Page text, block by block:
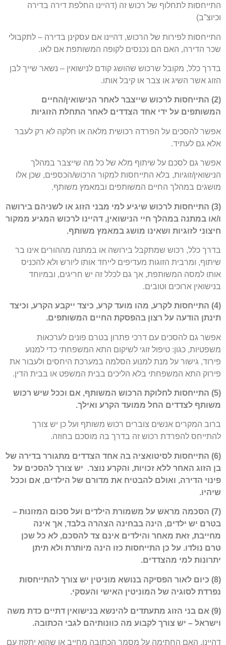
התייחסות לתחלוף של רכוש זה (דהיינו החלפת דירה בדירה
וכיוצ”ב)
התייחסות לפירות של הרכוש, דהיינו אם עסקינן בדירה – לתקבולי
שכר הדירה, האם הם נכנסים לקופה המשותפת אם לאו.
בדרך כלל, מקובל שרכוש שהושג קודם לנישואין – נשאר שייך לבן
הזוג אשר השיג או צבר או קיבל אותו.
(2) התייחסות לרכוש שייצבר לאחר הנישואין/החיים
המשותפים על ידי אחד הצדדים לאחר התחלת הזוגיות
אפשר להסכים על הפרדה רכושית מלאה או חלקה לא רק לעבר
אלא גם לעתיד.
אפשר גם לסכם על שיתוף מלא של כל מה שייצבר במהלך
הנישואין/זוגיות, בלא התייחסות למקור הרכוש/הכספים, שכן אלו
מושגים במהלך החיים המשותפים ובמאמץ משותף.
(3) התייחסות לרכוש שיגיע למי מבני הזוג או לשניהם בירושה
ו/או במתנה במהלך חיי הנישואין, דהיינו לרכוש המגיע ממקור
חיצוני לזוגיות ושאינו מושג במאמץ משותף.
בדרך כלל, רכוש שמתקבל בירושה או במתנה מההורים אינו בר
שיתוף, ומרבית הזוגות מעדיפים לייחד אותו ליורש ולא להכניס
אותו למסה המשותפת, אך גם לכלל זה יש חריגים, ובמיוחד
בנישואין ארוכים וטובים.
(4) התייחסות לקרע, מהו מועד קרע, כיצד ייקבע הקרע, וכיצד
תינתן הודעה על רצון בהפסקת החיים המשותפים.
אפשר גם להסכים עם דרכי פתרון בטרם פונים לערכאות
משפטיות, כגון: טיפול זוגי לשיקום התא המשפחתי כדי למנוע
פירוד, גישור על מנת למנוע הסלמה במערכת היחסים ולעבור את
פירוק התא המשפחתי בלא הליכים בבית המשפט או בבית הדין.
(5) התייחסות לחלוקת הרכוש המשותף, אם וככל שיש רכוש
משותף לצדדים החל ממועד הקרע ואילך.
ברוב המקרים אנשים צוברים רכוש משותף ועל כן יש צורך
להתייחס להפרדת רכוש זה בדרך בה מוסכם בחוזה.
(6) התייחסות לסיטואציה בה אחד הצדדים מתגורר בדירה של
בן הזוג האחר ללא זכויות, והקרע נוצר. יש צורך להסכים על
פינוי הדירה, ואולם להבטיח את מדורם של הילדים, אם וככל
שיהיו.
(7) הסכמה מראש על משמורת הילדים ועל סכום המזונות –
בטרם יש ילדים, הינה בבחינה הצהרה בלבד, אך אינה
מחייבת, זאת מאחר והילדים אינם צד להסכם, לא כל שכן
טרם נולדו. על כן התייחסות כזו הינה מיותרת ולא תיתן
יתרונות למי מהצדדים.
(8) כיום לאור הפסיקה בנושא מוניטין יש צורך להתייחסות
נפרדת לסוגיה של המוניטין האישי והעסקי.
(9) אם בני הזוג מתעתדים להינשא בנישואין דתיים כדת משה
וישראל – יש צורך לקבוע מה כוונותיהם לגבי הכתובה.
דהיינו, האם החתימה על מסמך הכתובה מחייב או שהוא יתקזז עם